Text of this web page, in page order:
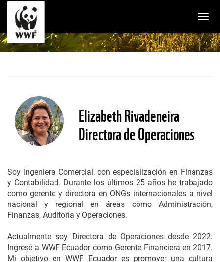
Elizabeth Rivadeneira
Directora de Operaciones
Soy Ingeniera Comercial, con especialización en Finanzas
y Contabilidad. Durante los últimos 25 años he trabajado
como gerente y directora en ONGs internacionales a nivel
nacional y regional en áreas como Administración,
Finanzas, Auditoría y Operaciones.
Actualmente soy Directora de Operaciones desde 2022.
Ingresé a WWF Ecuador como Gerente Financiera en 2017.
Mi objetivo en WWF Ecuador es promover una cultura